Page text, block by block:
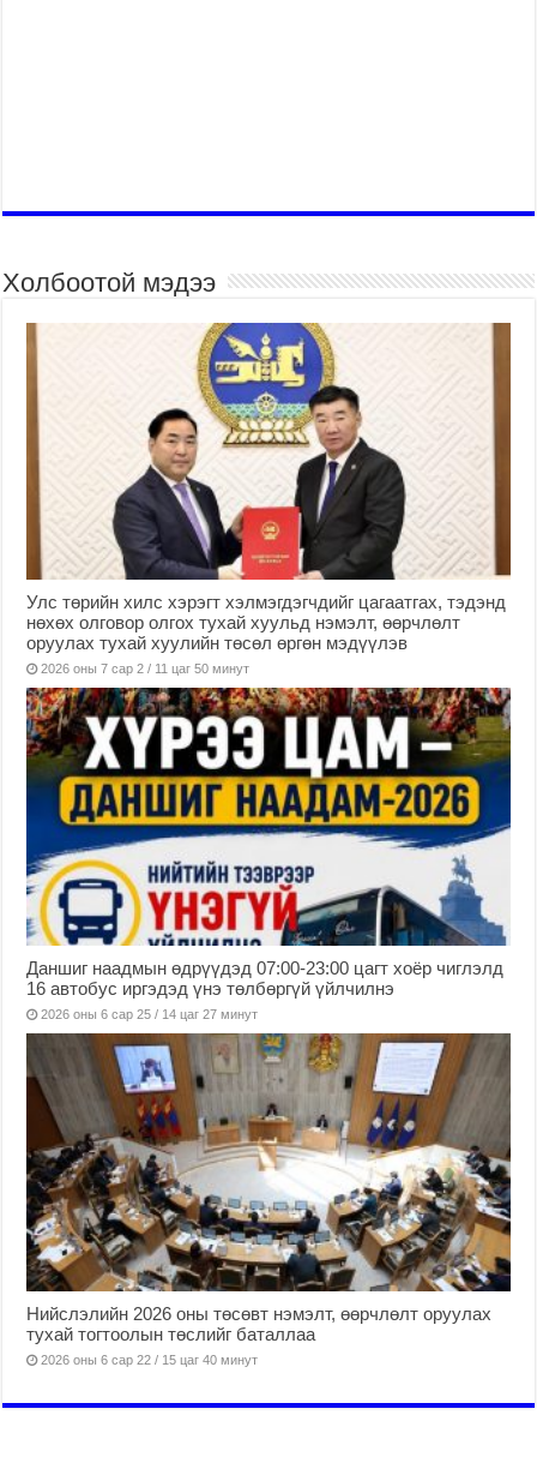
Холбоотой мэдээ
Улс төрийн хилс хэрэгт хэлмэгдэгчдийг цагаатгах, тэдэнд
нөхөх олговор олгох тухай хуульд нэмэлт, өөрчлөлт
оруулах тухай хуулийн төсөл өргөн мэдүүлэв
2026 оны 7 сар 2 / 11 цаг 50 минут
Даншиг наадмын өдрүүдэд 07:00-23:00 цагт хоёр чиглэлд
16 автобус иргэдэд үнэ төлбөргүй үйлчилнэ
2026 оны 6 сар 25 / 14 цаг 27 минут
Нийслэлийн 2026 оны төсөвт нэмэлт, өөрчлөлт оруулах
тухай тогтоолын төслийг баталлаа
2026 оны 6 сар 22 / 15 цаг 40 минут